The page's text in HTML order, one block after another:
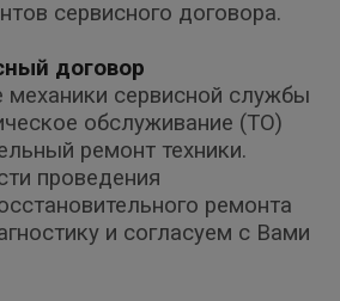
сервисного договора.
договор
сервисной службы
обслуживание (ТО)
ремонт техники.
проведения
ремонта
и согласуем с Вами